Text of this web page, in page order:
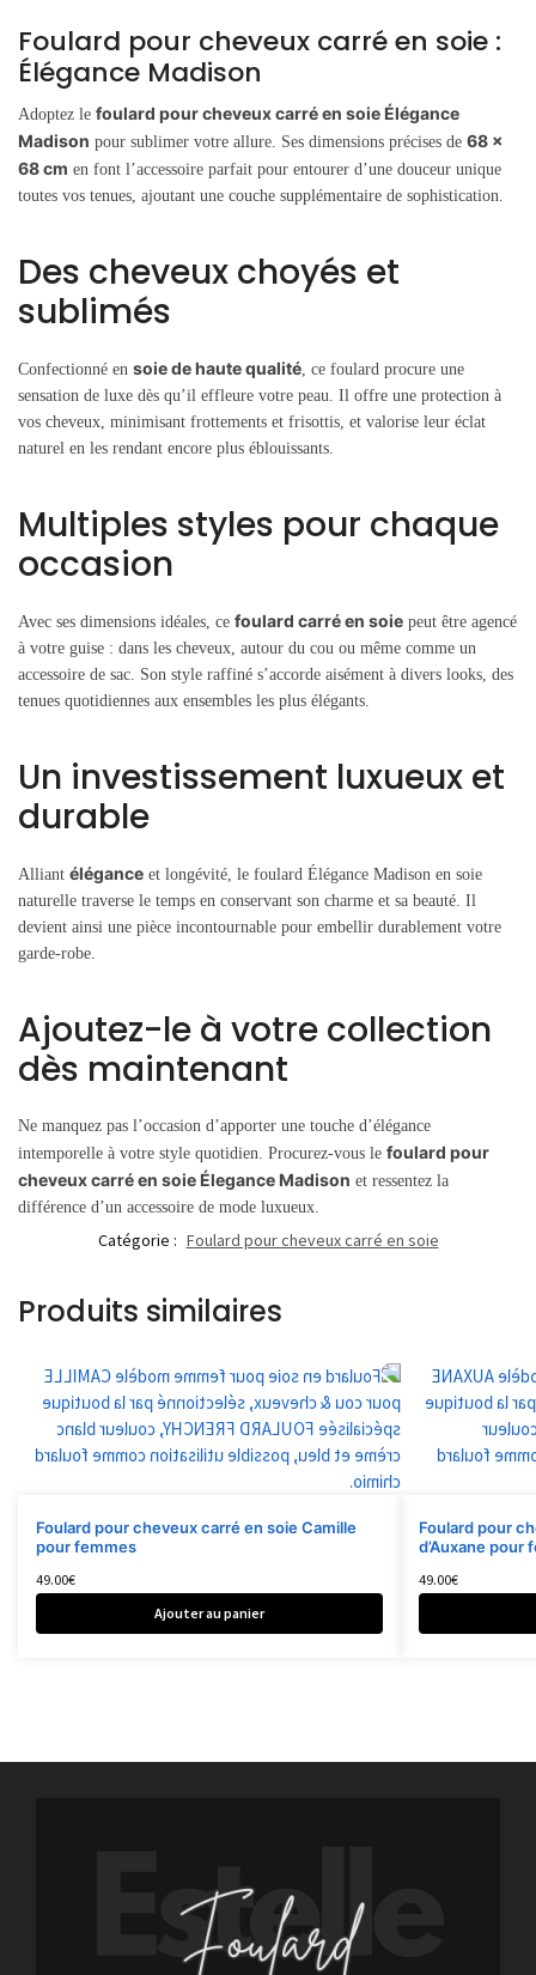
Foulard pour cheveux carré en soie :
Élégance Madison
Adoptez le foulard pour cheveux carré en soie Élégance
Madison pour sublimer votre allure. Ses dimensions précises de 68 x
68 cm en font l’accessoire parfait pour entourer d’une douceur unique
toutes vos tenues, ajoutant une couche supplémentaire de sophistication.
Des cheveux choyés et
sublimés
Confectionné en soie de haute qualité , ce foulard procure une
sensation de luxe dès qu’il effleure votre peau. Il offre une protection à
vos cheveux, minimisant frottements et frisottis, et valorise leur éclat
naturel en les rendant encore plus éblouissants.
Multiples styles pour chaque
occasion
Avec ses dimensions idéales, ce foulard carré en soie peut être agencé
à votre guise : dans les cheveux, autour du cou ou même comme un
accessoire de sac. Son style raffiné s’accorde aisément à divers looks, des
tenues quotidiennes aux ensembles les plus élégants.
Un investissement luxueux et
durable
Alliant élégance et longévité, le foulard Élégance Madison en soie
naturelle traverse le temps en conservant son charme et sa beauté. Il
devient ainsi une pièce incontournable pour embellir durablement votre
garde-robe.
Ajoutez-le à votre collection
dès maintenant
Ne manquez pas l’occasion d’apporter une touche d’élégance
intemporelle à votre style quotidien. Procurez-vous le foulard pour
cheveux carré en soie Élegance Madison et ressentez la
différence d’un accessoire de mode luxueux.
Catégorie : Foulard pour cheveux carré en soie
Produits similaires
Foulard pour cheveux carré en soie Camille
pour femmes
49.00€
Ajouter au panier
Foulard pour
d’Auxane pour
49.00€